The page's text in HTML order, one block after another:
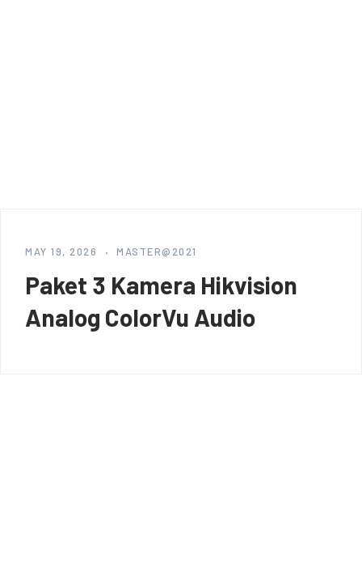
MAY 19, 2026 MASTER@2021
Paket 3 Kamera Hikvision
Analog ColorVu Audio